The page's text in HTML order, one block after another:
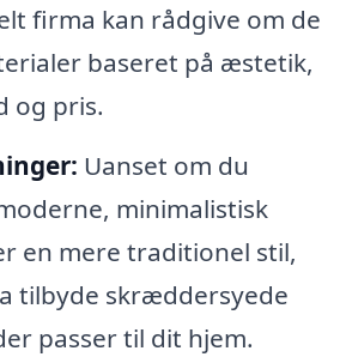
firma kan rådgive om de
baseret på æstetik,
og pris.
Uanset om du
minimalistisk
en mere traditionel stil,
tilbyde skræddersyede
passer til dit hjem.